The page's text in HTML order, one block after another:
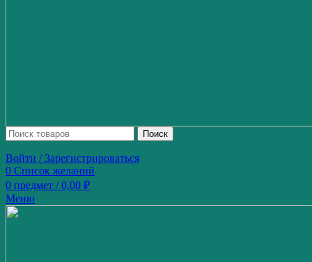
Поиск
Войти / Зарегистрироваться
0 Список желаний
0 предмет / 0,00 ₽
Меню